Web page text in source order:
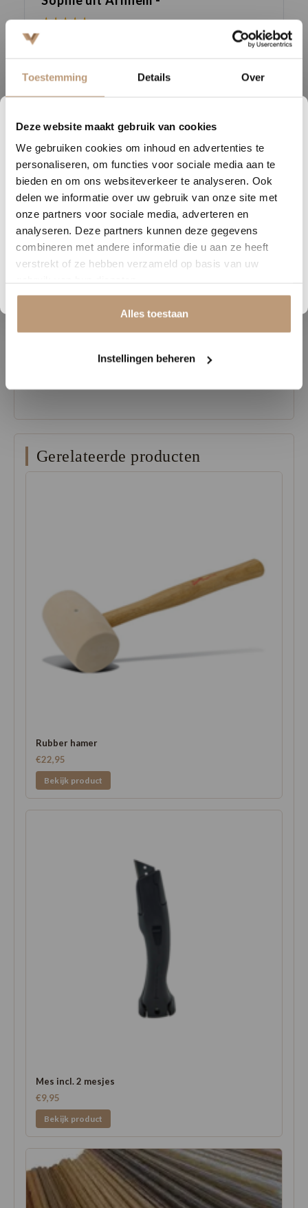
2
DAGEN
02
UREN
04
MINUTEN
44
SECONDEN
Nu tijdelijk 10% korting op
jouw vloer
Vraag snel een offerte aan en bespaar direct.
Bekijk plak PVC vloeren
Toestemming Details Over
Deze website maakt gebruik van cookies
We gebruiken cookies om inhoud en advertenties te
personaliseren, om functies voor sociale media aan te
bieden en om ons websiteverkeer te analyseren. Ook
delen we informatie over uw gebruik van onze site met
onze partners voor sociale media, adverteren en
analyseren. Deze partners kunnen deze gegevens
combineren met andere informatie die u aan ze heeft
verstrekt of ze hebben verzameld op basis van uw
Alles toestaan
Instellingen beheren
★★★★★
Snelle levering, mooie vloer en goed advies!
Beschrijving
Deze vloer is verkrijgbaar in vier prachtige eikentinten en leverbaar
als lange plank of visgraat. Zo kies je voor een ruimtelijk of juist
klassiek karakter, of combineer je beide varianten voor een
harmonieus geheel.
Dankzij het slimme clicksysteem en de geintegreerde
geluidsreductie-eis, waardoor hij ideaal is voor appartementen en
ruimtes met strengere geluidseisen.
Verkrijgbaar bij Vloerenhuys de Veluwe. Bezoek de showroom of
Gerelateerde producten
Rubber hamer
€22,95
Bekijk product
Mes incl. 2 mesjes
€9,95
Bekijk product